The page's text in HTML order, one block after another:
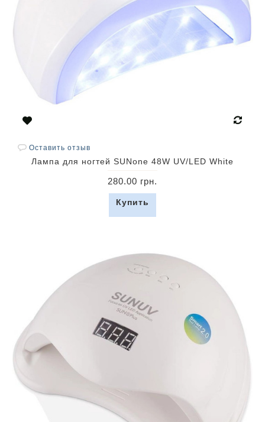
Оставить отзыв
Лампа для ногтей SUNone 48W UV/LED White
280.00 грн.
Купить